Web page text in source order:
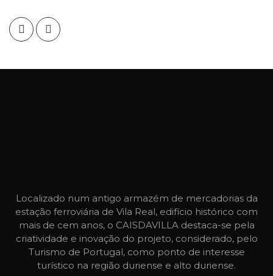
Localizado num antigo armazém de mercadorias da
estação ferroviária de Vila Real, edifício histórico com
mais de cem anos, o CAISDAVILLA destaca-se pela
criatividade e inovação do projeto, considerado, pelo
Turismo de Portugal, como ponto de interesse
turístico na região duriense e alto duriense.